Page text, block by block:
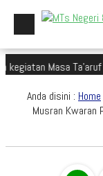
Beranda
Profil
Ta'aruf Siswa
Anda disini : Home
Musran Kwaran